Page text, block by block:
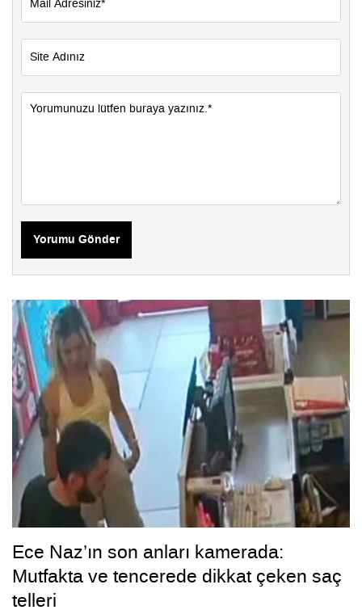
Yorumu Gönder
Ece Naz’ın son anları kamerada:
Mutfakta ve tencerede dikkat çeken saç
telleri